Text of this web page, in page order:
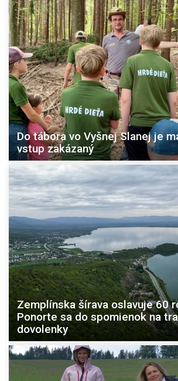
Do tábora vo Vyšnej Slanej je
vstup zakázaný
Zemplínska šírava oslavuje 60
Ponorte sa do spomienok na
dovolenky